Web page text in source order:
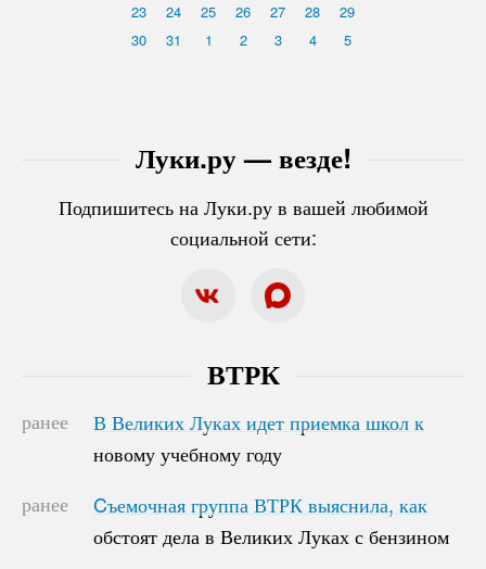
Луки.ру — везде!
Подпишитесь на Луки.ру в вашей любимой
социальной сети:
23
24 25 26 27 28
29
30
31 1 2 3 4 5
ВТРК
ранее
В Великих Луках идет приемка школ к
новому учебному году
В Великих Луках идет приемка школ к
новому учебному году
ранее
Cъемочная группа ВТРК выяснила, как
обстоят дела в Великих Луках с бензином
Cъемочная группа ВТРК выяснила, как
обстоят дела в Великих Луках с бензином